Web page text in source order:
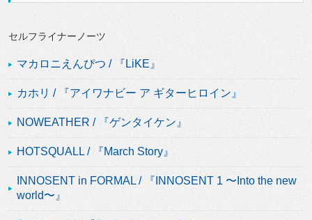
セルフライナーノーツ
マカロニえんぴつ / 『LiKE』
カホリ / 『アイワナビー ア ギターヒロイン』
NOWEATHER / 『ゲンタイケン』
HOTSQUALL / 『March Story』
INNOSENT in FORMAL / 『INNOSENT 1 〜Into the new
world〜』